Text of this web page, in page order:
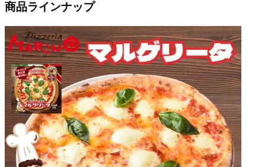
商品ラインナップ